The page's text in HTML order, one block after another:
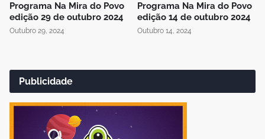
Programa Na Mira do Povo
edição 29 de outubro 2024
Outubro 29, 2024
Programa Na Mira do Povo
edição 14 de outubro 2024
Outubro 14, 2024
Publicidade